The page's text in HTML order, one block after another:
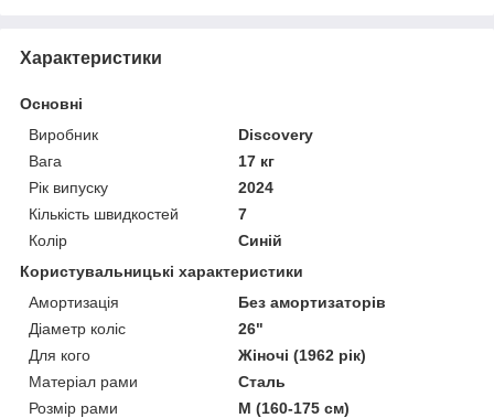
Характеристики
Основні
Виробник
Discovery
Вага
17 кг
Рік випуску
2024
Кількість швидкостей
7
Колір
Синій
Користувальницькі характеристики
Амортизація
Без амортизаторів
Діаметр коліс
26"
Для кого
Жіночі (1962 рік)
Матеріал рами
Сталь
Розмір рами
M (160-175 см)